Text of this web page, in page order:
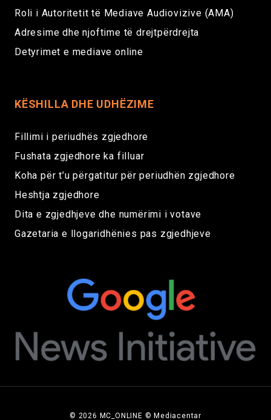
Roli i Autoritetit të Mediave Audiovizive (AMA)
Adresime dhe njoftime të drejtpërdrejta
Detyrimet e mediave online
KËSHILLA DHE UDHËZIME
Fillimi i periudhës zgjedhore
Fushata zgjedhore ka filluar
Koha për t’u përgatitur për periudhën zgjedhore
Heshtja zgjedhore
Dita e zgjedhjeve dhe numërimi i votave
Gazetaria e llogaridhënies pas zgjedhjeve
© 2026 MC_ONLINE © Mediacentar